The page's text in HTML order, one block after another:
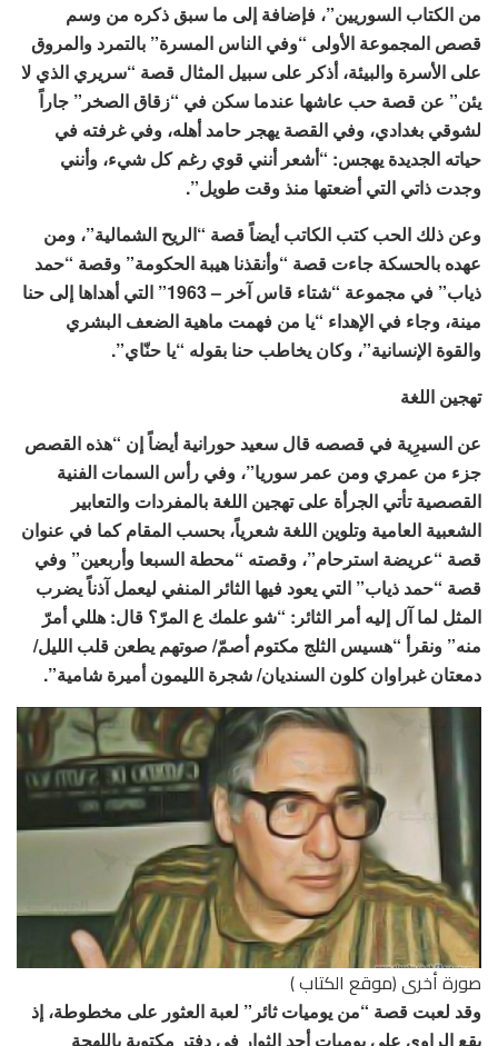
من الكتاب السوريين”، فإضافة إلى ما سبق ذكره من وسم
قصص المجموعة الأولى “وفي الناس المسرة” بالتمرد والمروق
على الأسرة والبيئة، أذكر على سبيل المثال قصة “سريري الذي لا
يئن” عن قصة حب عاشها عندما سكن في “زقاق الصخر” جاراً
لشوقي بغدادي، وفي القصة يهجر حامد أهله، وفي غرفته في
حياته الجديدة يهجس: “أشعر أنني قوي رغم كل شيء، وأنني
وجدت ذاتي التي أضعتها منذ وقت طويل”.
وعن ذلك الحب كتب الكاتب أيضاً قصة “الريح الشمالية”، ومن
عهده بالحسكة جاءت قصة “وأنقذنا هيبة الحكومة” وقصة “حمد
ذياب” في مجموعة “شتاء قاس آخر – 1963” التي أهداها إلى حنا
مينة، وجاء في الإهداء “يا من فهمت ماهية الضعف البشري
والقوة الإنسانية”، وكان يخاطب حنا بقوله “يا حنّاي”.
تهجين اللغة
عن السيرِية في قصصه قال سعيد حورانية أيضاً إن “هذه القصص
جزء من عمري ومن عمر سوريا”، وفي رأس السمات الفنية
القصصية تأتي الجرأة على تهجين اللغة بالمفردات والتعابير
الشعبية العامية وتلوين اللغة شعرياً، بحسب المقام كما في عنوان
قصة “عريضة استرحام”، وقصته “محطة السبعا وأربعين” وفي
قصة “حمد ذياب” التي يعود فيها الثائر المنفي ليعمل آذناً يضرب
المثل لما آل إليه أمر الثائر: “شو علمك ع المرّ؟ قال: هللي أمرّ
منه” ونقرأ “هسيس الثلج مكتوم أصمّ/ صوتهم يطعن قلب الليل/
دمعتان غبراوان كلون السنديان/ شجرة الليمون أميرة شامية”.
صورة أخرى (موقع الكتاب )
وقد لعبت قصة “من يوميات ثائر” لعبة العثور على مخطوطة، إذ
يقع الراوي على يوميات أحد الثوار في دفتر مكتوبة باللهجة